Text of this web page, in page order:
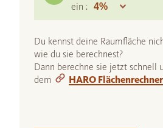
ein :
Du kennst deine Raumfläche
wie du sie berechnest?
Dann berechne sie jetzt schnell
dem
HARO Flächenrechner